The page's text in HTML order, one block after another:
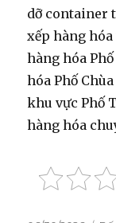
dỡ container
xếp hàng
hàng hóa
hóa Phố
khu vực Phố
hàng hóa